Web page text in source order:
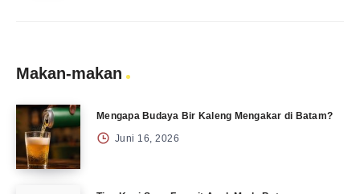
Makan-makan
Mengapa Budaya Bir Kaleng Mengakar di Batam?
Juni 16, 2026